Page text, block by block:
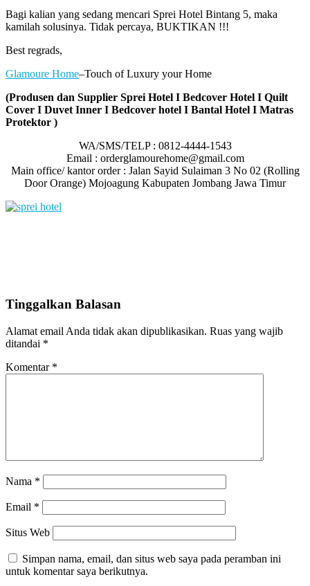
Bagi kalian yang sedang mencari Sprei Hotel Bintang 5, maka
kamilah solusinya. Tidak percaya, BUKTIKAN !!!
Best regrads,
Glamoure Home–Touch of Luxury your Home
(Produsen dan Supplier Sprei Hotel I Bedcover Hotel I Quilt
Cover I Duvet Inner I Bedcover hotel I Bantal Hotel I Matras
Protektor )
WA/SMS/TELP : 0812-4444-1543
Email : orderglamourehome@gmail.com
Main office/ kantor order : Jalan Sayid Sulaiman 3 No 02 (Rolling
Door Orange) Mojoagung Kabupaten Jombang Jawa Timur
Tinggalkan Balasan
Alamat email Anda tidak akan dipublikasikan. Ruas yang wajib
ditandai *
Komentar *
Nama *
Email *
Situs Web
Simpan nama, email, dan situs web saya pada peramban ini
untuk komentar saya berikutnya.